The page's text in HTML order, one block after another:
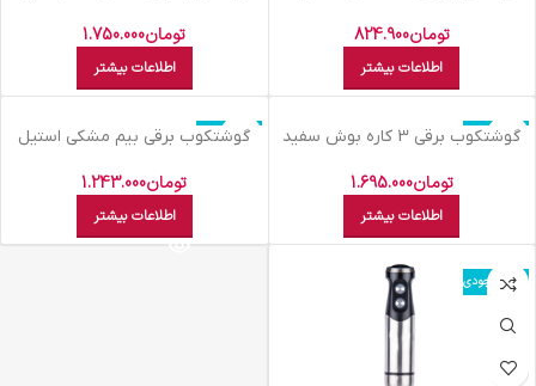
تومان824.900
اطلاعات بیشتر
تومان1.750.000
اطلاعات بیشتر
اتمام موجودی
گوشتکوب برقي 3 کاره بوش سفيد
تومان1.695.000
اطلاعات بیشتر
اتمام موجودی
گوشتکوب برقي بيم مشکي استيل
تومان1.243.000
اطلاعات بیشتر
اتمام موجودی